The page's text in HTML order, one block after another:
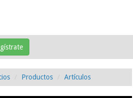
Productos Artículos